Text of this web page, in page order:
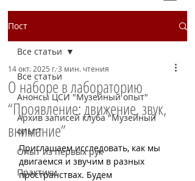
Пост
Все статьи
Анонсы ЦСИ "Музейный опыт"
Архив записей клуба "Музейный
опыт"
Опыт из первых рук
Практики
Все статьи
О наборе в лабораторию
“Проявление: движение, звук,
внимание”
14 окт. 2025 г. 3 мин. чтения
Приглашаем исследовать, как мы
двигаемся и звучим в разных
пространствах. Будем